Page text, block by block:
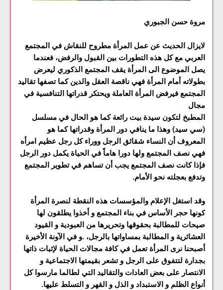
مروة حسن الجبوري
لايزال الحديث عن عمل المرأة مطروح للنقاش في المجتمع
العربي مع كل هذه التطورات بين القبول والرفض، فعندما
يصل الموضوع الى المرأة يقف المجتمع الذكوري ليعرض
بطولاته أمام المرأة فهي ناقصة العقل والدين كما تصفها تقاليد
المجتمع فيرفض المرأة العاملة ويحتكر قدراتها التنافسية في
مجال
المطبخ لتكون سيدة بيت رائعة كما هو الحال في مسلسل
(سي سيد) وهذا ما ينافي دور المرأة وقدراتها كما هو
المعروف أن النساء شقائق الرجل ووراء كل رجل عظيم امرأه
فهي نصف المجتمع ولها دورا هاماً في الحياة يكمل دور الرجل
فإذا كانت نصف المجتمع يجب أن تساهم في تطوير المجتمع
وتدفع بعجلته نحو الأمام.
وقد استغل الإعلام والمؤسسات هذه النقطة لنصرة المرأة
كونها حجر الأساس في بناء المجتمع و أخذوا يطلقون لها
صيحات للمطالبة بحقوقها وتحريرها من العبودية و القيود
العشائرية و المطالبة بمساواتها بالرجل، .و في الآونة الأخيرة
أصبحنا نرى المرأة تعمل في كافة مجالات الحياة لإثبات ذاتها
بجدارة لتتفوق على الرجل و تشعر بقيمتها الاجتماعية و
الانتصار على بعض العادات والتقاليد التي لطالما مارسوا كل
أنواع الظلم و الاستبداد و الذل و القهر و التسلط عليها.